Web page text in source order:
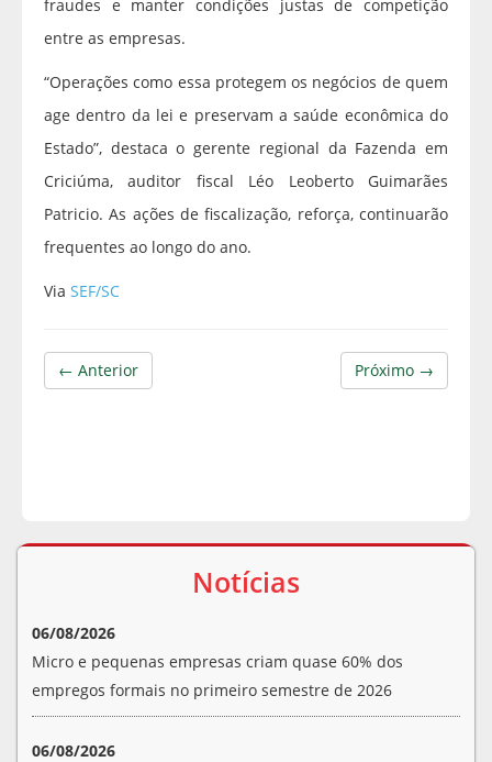
fraudes e manter condições justas de competição
entre as empresas.
“Operações como essa protegem os negócios de quem
age dentro da lei e preservam a saúde econômica do
Estado”, destaca o gerente regional da Fazenda em
Criciúma, auditor fiscal Léo Leoberto Guimarães
Patricio. As ações de fiscalização, reforça, continuarão
frequentes ao longo do ano.
Via SEF/SC
Próximo →
← Anterior
Notícias
06/08/2026
Micro e pequenas empresas criam quase 60% dos
empregos formais no primeiro semestre de 2026
06/08/2026